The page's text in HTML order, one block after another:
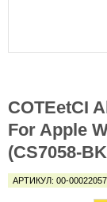
COTEetCI
For Apple
(CS7058-
АРТИКУЛ: 00-00022057